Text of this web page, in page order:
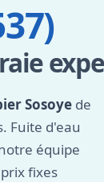
Sosoye de
Fuite d'eau
équipe
fixes